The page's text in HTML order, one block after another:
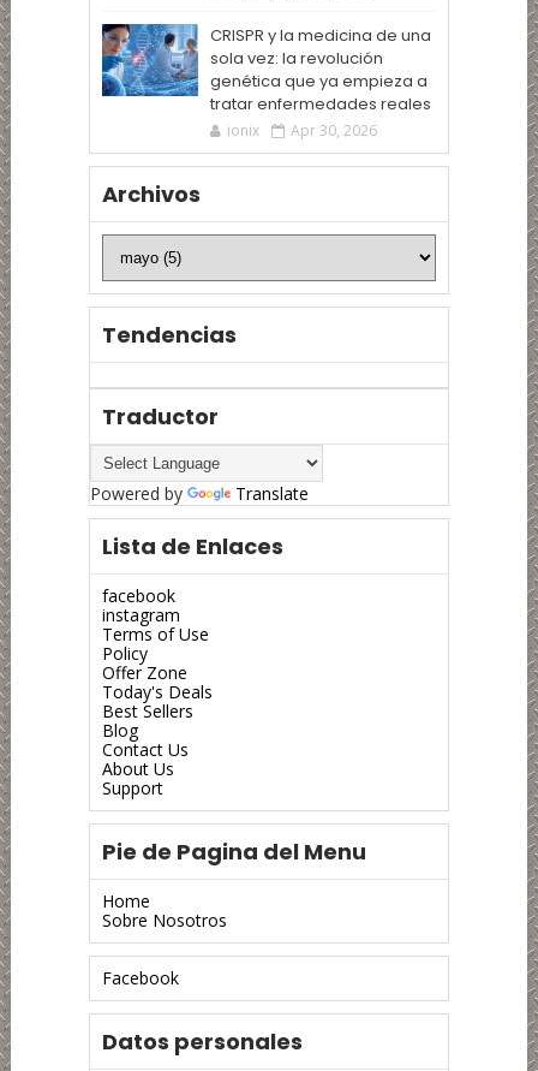
CRISPR y la medicina de una
sola vez: la revolución
genética que ya empieza a
tratar enfermedades reales
ionix Apr 30, 2026
Archivos
Tendencias
Traductor
Powered by Translate
Lista de Enlaces
facebook
instagram
Terms of Use
Policy
Offer Zone
Today's Deals
Best Sellers
Blog
Contact Us
About Us
Support
Pie de Pagina del Menu
Home
Sobre Nosotros
Facebook
Datos personales